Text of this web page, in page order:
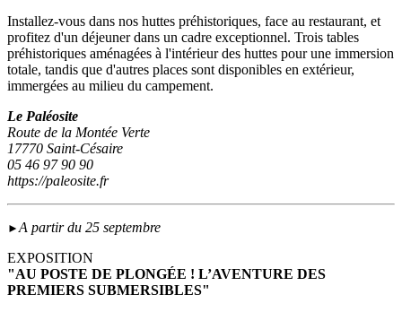
Installez-vous dans nos huttes préhistoriques, face au restaurant, et
profitez d'un déjeuner dans un cadre exceptionnel. Trois tables
préhistoriques aménagées à l'intérieur des huttes pour une immersion
totale, tandis que d'autres places sont disponibles en extérieur,
immergées au milieu du campement.
Le Paléosite
Route de la Montée Verte
17770 Saint-Césaire
05 46 97 90 90
https://paleosite.fr
►A partir du 25 septembre
EXPOSITION
"AU POSTE DE PLONGÉE ! L’AVENTURE DES
PREMIERS SUBMERSIBLES"